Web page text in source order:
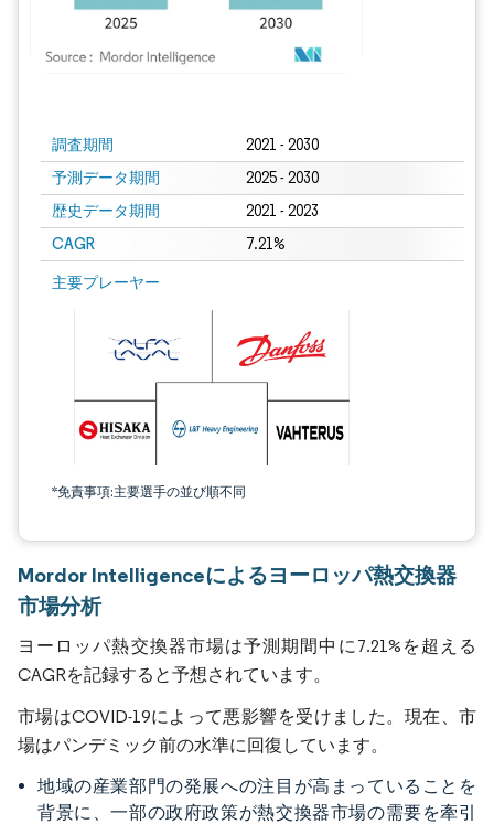
調査期間 2021 - 2030
予測データ期間 2025 - 2030
歴史データ期間 2021 - 2023
CAGR 7.21%
主要プレーヤー
*免責事項:主要選手の並び順不同
Mordor Intelligenceによるヨーロッパ熱交換器
市場分析
ヨーロッパ熱交換器市場は予測期間中に7.21%を超える
CAGRを記録すると予想されています。
市場はCOVID-19によって悪影響を受けました。現在、市
場はパンデミック前の水準に回復しています。
地域の産業部門の発展への注目が高まっていることを
背景に、一部の政府政策が熱交換器市場の需要を牽引